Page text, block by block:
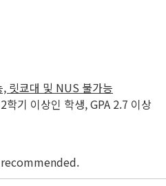
릿쿄대 및 NUS 불가능
기 이상인 학생, GPA 2.7 이상